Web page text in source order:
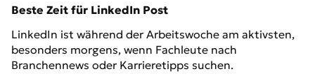
Beste Zeit für LinkedIn Post
LinkedIn ist während der Arbeitswoche am aktivsten,
besonders morgens, wenn Fachleute nach
Branchennews oder Karrieretipps suchen.